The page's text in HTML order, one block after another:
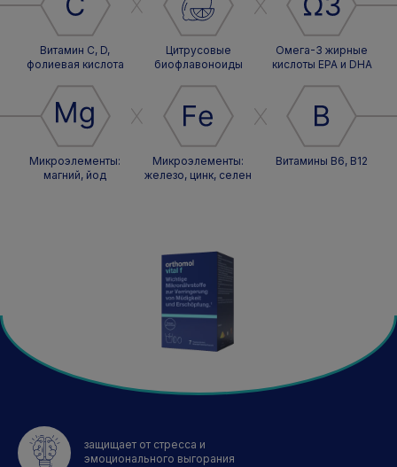
Витамин C, D,
фолиевая кислота
Цитрусовые
биофлавоноиды
Омега-3 жирные
кислоты EPA и DHA
Микроэлементы:
магний, йод
Микроэлементы:
железо, цинк, селен
Витамины B6, B12
защищает от стресса и
эмоционального выгорания